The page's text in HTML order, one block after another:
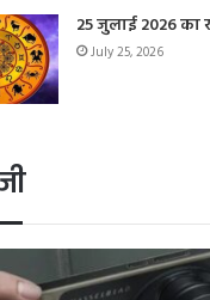
25 जुलाई 2026 का
July 25, 2026